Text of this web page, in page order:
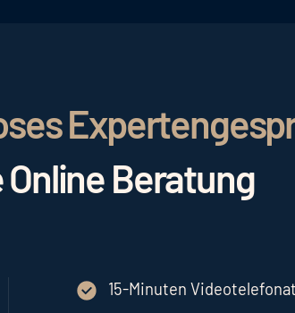
Beratung
15-Minuten